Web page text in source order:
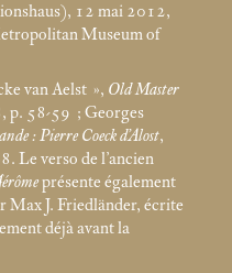
12 mai 2012,
Museum of
van Aelst », Old Master
p. 58-59 ; Georges
: Pierre Coeck d’Alost,
Le verso de l’ancien
présente également
Max J. Friedländer, écrite
déjà avant la